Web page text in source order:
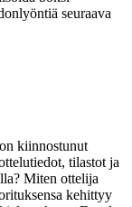
seuraava
kiinnostunut
tilastot ja
Miten ottelija
kehittyy